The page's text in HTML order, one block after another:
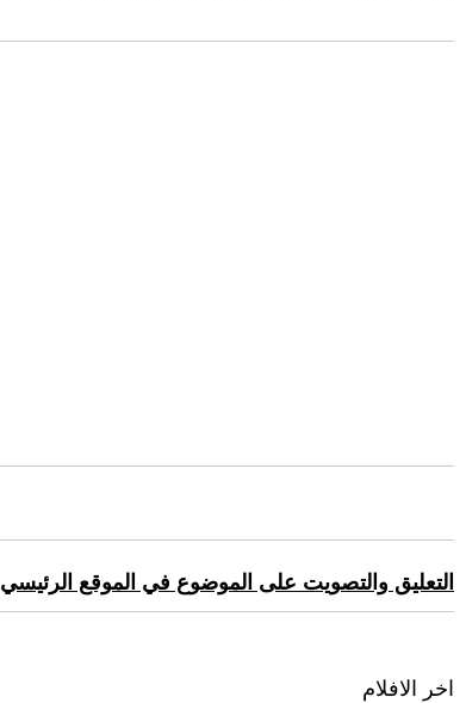
التعليق والتصويت على الموضوع في الموقع الرئيسي
اخر الافلام